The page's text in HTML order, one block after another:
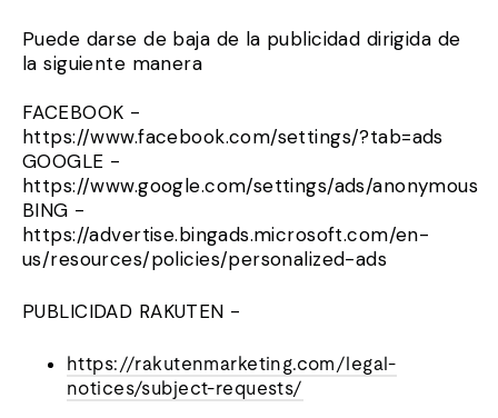
Puede darse de baja de la publicidad dirigida de
la siguiente manera
FACEBOOK -
https://www.facebook.com/settings/?tab=ads
GOOGLE -
https://www.google.com/settings/ads/anonymous
BING -
https://advertise.bingads.microsoft.com/en-
us/resources/policies/personalized-ads
PUBLICIDAD RAKUTEN -
https://rakutenmarketing.com/legal-
notices/subject-requests/